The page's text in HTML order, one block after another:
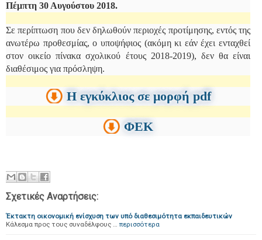
Πέμπτη 30 Αυγούστου 2018.
Σε περίπτωση που δεν δηλωθούν περιοχές προτίμησης, εντός της
ανωτέρω προθεσμίας, ο υποψήφιος (ακόμη κι εάν έχει ενταχθεί
στον οικείο πίνακα σχολικού έτους 2018-2019), δεν θα είναι
διαθέσιμος για πρόσληψη.
Η εγκύκλιος σε μορφή pdf
ΦΕΚ
Σχετικές Αναρτήσεις:
Έκτακτη οικονομική ενίσχυση των υπό διαθεσιμότητα εκπαιδευτικών
Κάλεσμα προς τους συναδέλφους … περισσότερα